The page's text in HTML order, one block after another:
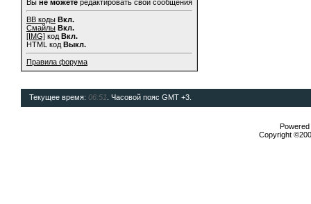
Вы не можете редактировать свои сообщения
BB коды Вкл.
Смайлы Вкл.
[IMG] код Вкл.
HTML код Выкл.
Правила форума
Текущее время: 06:51 . Часовой пояс GMT +3.
Copyright